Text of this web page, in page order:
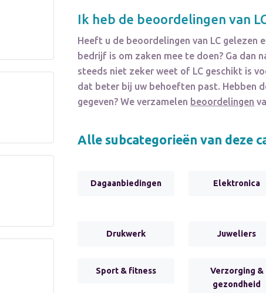
Ik heb de beoordelingen van
Heeft u de beoordelingen van LC gelezen
bedrijf is om zaken mee te doen? Ga dan
steeds niet zeker weet of LC geschikt is
dat beter bij uw behoeften past. Hebben
gegeven? We verzamelen beoordelingen
Alle subcategorieën van deze
Dagaanbiedingen Elektronica
Drukwerk Juweliers
Sport & fitness
Verzorging &
gezondheid